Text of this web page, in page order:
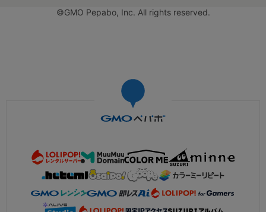
©GMO Pepabo, Inc. All rights reserved.